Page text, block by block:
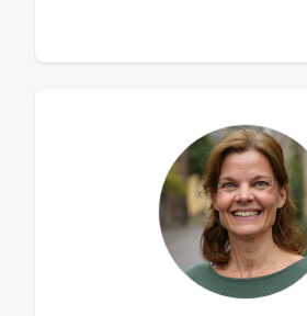
de supervisie, houd ik van
wandelsupervisie of een
werkvorm). Ik probeer zoveel
vanuit het oplossingsgerichte
werken. Je kan mij benaderen
Supervisie voor de OG-
t.b.v. de SKJ-registratie (dit
voorkeur in een groepje)
diagnostiekaantekening NVO